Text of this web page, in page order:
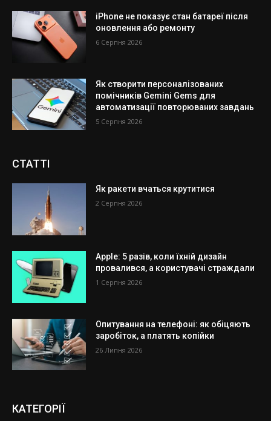
iPhone не показує стан батареї після
оновлення або ремонту
6 Серпня 2026
Як створити персоналізованих
помічників Gemini Gems для
автоматизації повторюваних завдань
5 Серпня 2026
СТАТТІ
Як ракети вчаться крутитися
2 Серпня 2026
Apple: 5 разів, коли їхній дизайн
провалився, а користувачі страждали
1 Серпня 2026
Опитування на телефоні: як обіцяють
заробіток, а платять копійки
26 Липня 2026
КАТЕГОРІЇ